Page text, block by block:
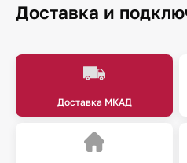
Доставка и
Доставка МКАД